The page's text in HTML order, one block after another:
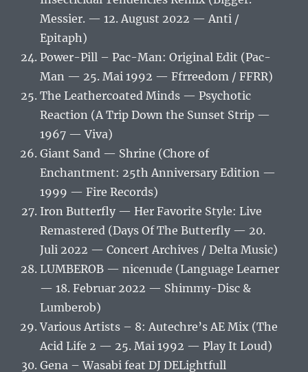
Messier. — 12. August 2022 — Anti /
Epitaph)
Power-Pill – Pac-Man: Original Edit (Pac-
Man — 25. Mai 1992 — Ffrreedom / FFRR)
The Leathercoated Minds — Psychotic
Reaction (A Trip Down the Sunset Strip —
1967 — Viva)
Giant Sand — Shrine (Chore of
Enchantment: 25th Anniversary Edition —
1999 — Fire Records)
Iron Butterfly — Her Favorite Style: Live
Remastered (Days Of The Butterfly — 20.
Juli 2022 — Concert Archives / Delta Music)
LUMBEROB — nicenude (Language Learner
— 18. Februar 2022 — Shimmy-Disc &
Lumberob)
Various Artists – 8: Autechre’s AE Mix (The
Acid Life 2 — 25. Mai 1992 — Play It Loud)
Gena – Wasabi feat DJ DELightfull